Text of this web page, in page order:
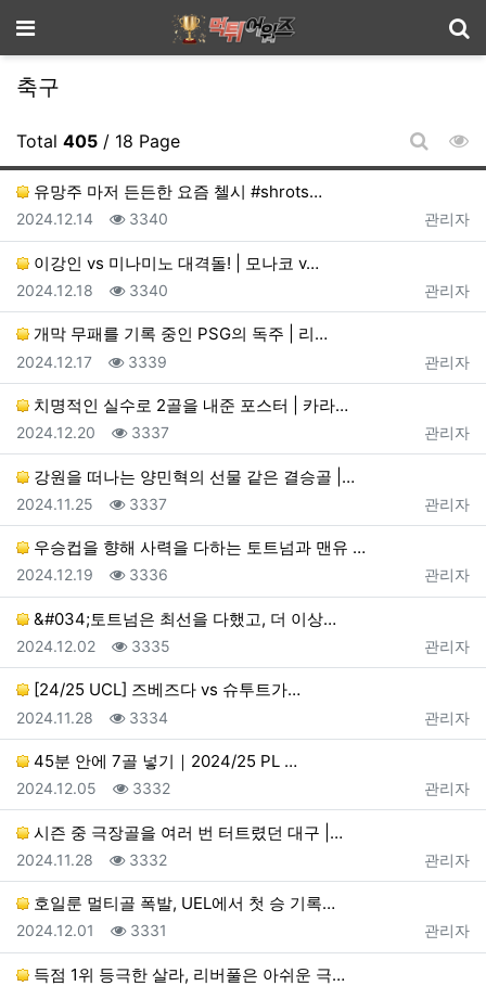
메뉴
축구
Total 405 / 18 Page
게시판
유망주 마저 든든한 요즘 첼시 #shrots…
등록자
관리자
등록일
2024.12.14 조회
3340
이강인 vs 미나미노 대격돌! | 모나코 v…
등록자
관리자
등록일
2024.12.18 조회
3340
개막 무패를 기록 중인 PSG의 독주 | 리…
등록자
관리자
등록일
2024.12.17 조회
3339
치명적인 실수로 2골을 내준 포스터 | 카라…
등록자
관리자
등록일
2024.12.20 조회
3337
강원을 떠나는 양민혁의 선물 같은 결승골 |…
등록자
관리자
등록일
2024.11.25 조회
3337
우승컵을 향해 사력을 다하는 토트넘과 맨유 …
등록자
관리자
등록일
2024.12.19 조회
3336
&#034;토트넘은 최선을 다했고, 더 이상…
등록자
관리자
등록일
2024.12.02 조회
3335
[24/25 UCL] 즈베즈다 vs 슈투트가…
등록자
관리자
등록일
2024.11.28 조회
3334
45분 안에 7골 넣기｜2024/25 PL …
등록자
관리자
등록일
2024.12.05 조회
3332
시즌 중 극장골을 여러 번 터트렸던 대구 |…
등록자
관리자
등록일
2024.11.28 조회
3332
호일룬 멀티골 폭발, UEL에서 첫 승 기록…
등록자
관리자
등록일
2024.12.01 조회
3331
득점 1위 등극한 살라, 리버풀은 아쉬운 극…